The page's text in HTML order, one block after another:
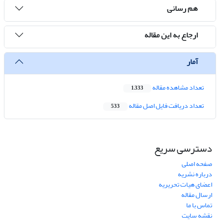
هم رسانی
ارجاع به این مقاله
آمار
تعداد مشاهده مقاله 1,333
تعداد دریافت فایل اصل مقاله 533
دسترسی سریع
صفحه اصلی
درباره نشریه
اعضای هیات تحریریه
ارسال مقاله
تماس با ما
نقشه سایت